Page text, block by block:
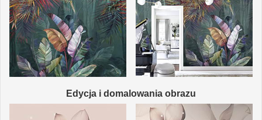
Edycja i domalowania obrazu